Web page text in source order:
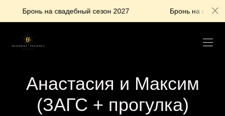
сезон 2027 Бронь на свадебный сезон 2027
Анастасия и Максим
(ЗАГС + прогулка)